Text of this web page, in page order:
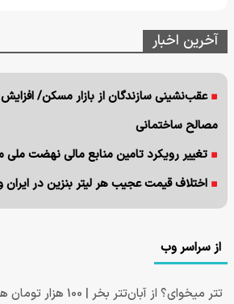
آخرین اخبار
مصالح ساختمانی
تغییر رویکرد تامین منابع مالی نهضت
اختلاف قیمت عجیب هر لیتر بنزین در
از سراسر وب
تتر میخوای؟ از آبان‌تتر بخر | 100 هزار تومان هم جایزه بگیر